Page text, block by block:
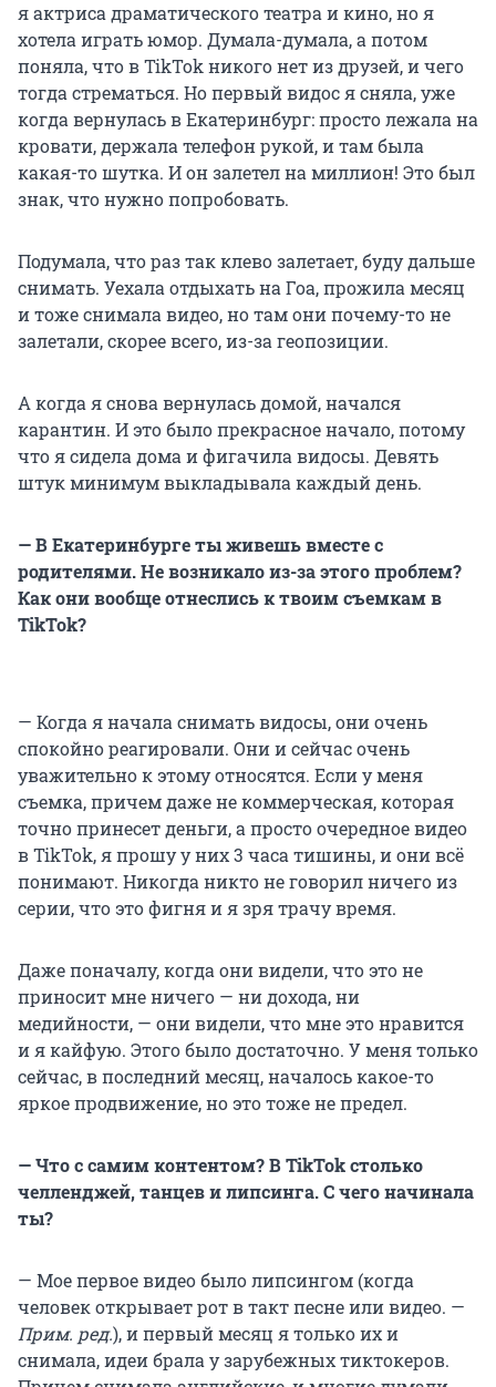
я актриса драматического театра и кино, но я
хотела играть юмор. Думала-думала, а потом
поняла, что в TikTok никого нет из друзей, и чего
тогда стрематься. Но первый видос я сняла, уже
когда вернулась в Екатеринбург: просто лежала на
кровати, держала телефон рукой, и там была
какая-то шутка. И он залетел на миллион! Это был
знак, что нужно попробовать.
Подумала, что раз так клево залетает, буду дальше
снимать. Уехала отдыхать на Гоа, прожила месяц
и тоже снимала видео, но там они почему-то не
залетали, скорее всего, из-за геопозиции.
А когда я снова вернулась домой, начался
карантин. И это было прекрасное начало, потому
что я сидела дома и фигачила видосы. Девять
штук минимум выкладывала каждый день.
— В Екатеринбурге ты живешь вместе с
родителями. Не возникало из-за этого проблем?
Как они вообще отнеслись к твоим съемкам в
TikTok?
— Когда я начала снимать видосы, они очень
спокойно реагировали. Они и сейчас очень
уважительно к этому относятся. Если у меня
съемка, причем даже не коммерческая, которая
точно принесет деньги, а просто очередное видео
в TikTok, я прошу у них 3 часа тишины, и они всё
понимают. Никогда никто не говорил ничего из
серии, что это фигня и я зря трачу время.
Даже поначалу, когда они видели, что это не
приносит мне ничего — ни дохода, ни
медийности, — они видели, что мне это нравится
и я кайфую. Этого было достаточно. У меня только
сейчас, в последний месяц, началось какое-то
яркое продвижение, но это тоже не предел.
— Что с самим контентом? В TikTok столько
челленджей, танцев и липсинга. С чего начинала
ты?
— Мое первое видео было липсингом (когда
человек открывает рот в такт песне или видео. —
Прим. ред.), и первый месяц я только их и
снимала, идеи брала у зарубежных тиктокеров.